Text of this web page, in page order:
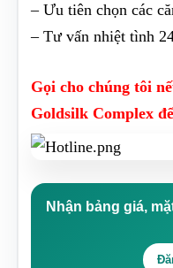
– Ưu tiên chọn các
– Tư vấn nhiệt tình
Gọi cho chúng tôi
Goldsilk Complex
Nhận bảng giá,